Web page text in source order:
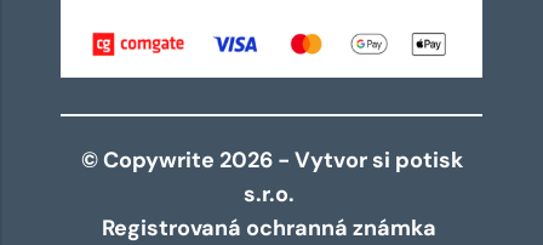
© Copywrite 2026 - Vytvor si potisk
s.r.o.
Registrovaná ochranná známka